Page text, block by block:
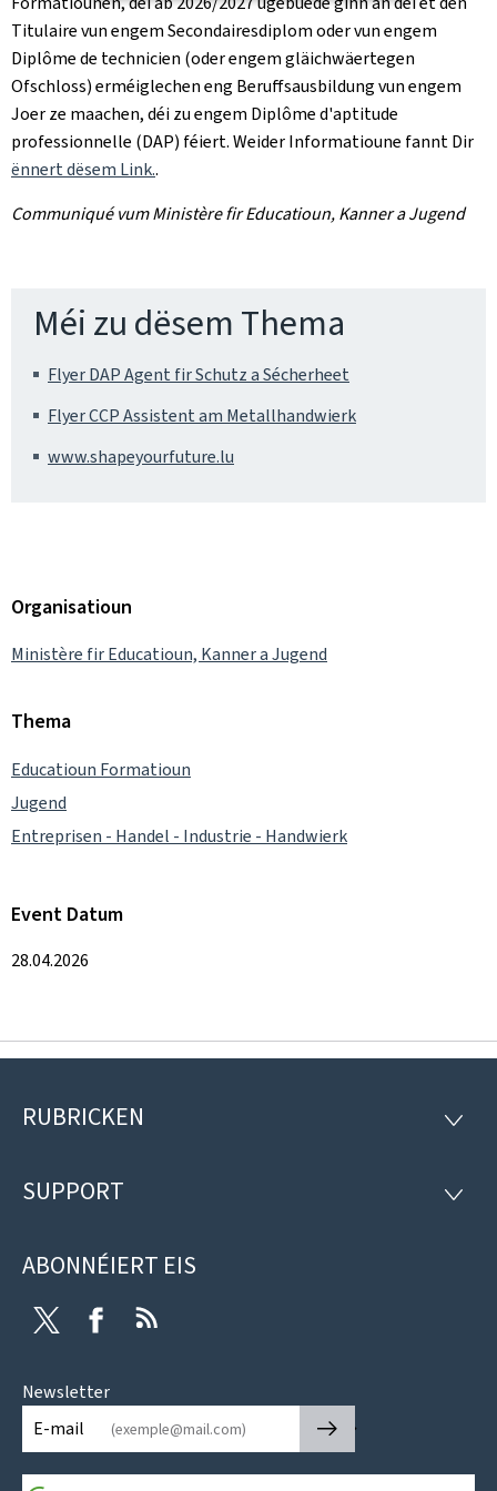
Titulaire vun engem Secondairesdiplom oder vun engem
Diplôme de technicien (oder engem gläichwäertegen
Ofschloss) erméiglechen eng Beruffsausbildung vun engem
Joer ze maachen, déi zu engem Diplôme d'aptitude
professionnelle (DAP) féiert. Weider Informatioune fannt Dir
ënnert dësem Link..
Communiqué vum Ministère fir Educatioun, Kanner a Jugend
Méi zu dësem Thema
Flyer DAP Agent fir Schutz a Sécherheet
Flyer CCP Assistent am Metallhandwierk
www.shapeyourfuture.lu
Organisatioun
Ministère fir Educatioun, Kanner a Jugend
Thema
Educatioun Formatioun
Jugend
Entreprisen - Handel - Industrie - Handwierk
Event Datum
28.04.2026
Fousszeil
RUBRICKEN
SUPPORT
ABONNÉIERT EIS
Twitter Facebook
Newsletter
E-mail
🡒